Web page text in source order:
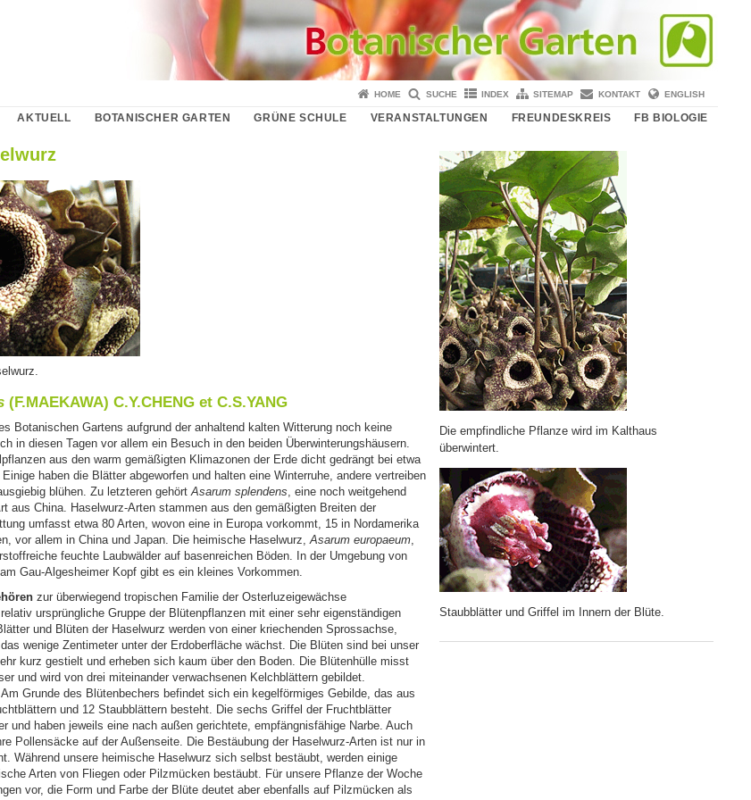
HOME SUCHE INDEX SITEMAP KONTAKT ENGLISH
AKTUELL BOTANISCHER GARTEN GRÜNE SCHULE VERANSTALTUNGEN FREUNDESKREIS FB BIOLOGIE
(F.MAEKAWA) C.Y.CHENG et C.S.YANG
Botanischen Gartens aufgrund der anhaltend kalten Witterung noch keine
in diesen Tagen vor allem ein Besuch in den beiden Überwinterungshäusern.
aus den warm gemäßigten Klimazonen der Erde dicht gedrängt bei etwa
Einige haben die Blätter abgeworfen und halten eine Winterruhe, andere vertreiben
blühen. Zu letzteren gehört Asarum splendens , eine noch weitgehend
aus China. Haselwurz-Arten stammen aus den gemäßigten Breiten der
umfasst etwa 80 Arten, wovon eine in Europa vorkommt, 15 in Nordamerika
vor allem in China und Japan. Die heimische Haselwurz, Asarum europaeum,
feuchte Laubwälder auf basenreichen Böden. In der Umgebung von
Gau-Algesheimer Kopf gibt es ein kleines Vorkommen.
zur überwiegend tropischen Familie der Osterluzeigewächse
ursprüngliche Gruppe der Blütenpflanzen mit einer sehr eigenständigen
und Blüten der Haselwurz werden von einer kriechenden Sprossachse,
wenige Zentimeter unter der Erdoberfläche wächst. Die Blüten sind bei unser
kurz gestielt und erheben sich kaum über den Boden. Die Blütenhülle misst
und wird von drei miteinander verwachsenen Kelchblättern gebildet.
Grunde des Blütenbechers befindet sich ein kegelförmiges Gebilde, das aus
und 12 Staubblättern besteht. Die sechs Griffel der Fruchtblätter
und haben jeweils eine nach außen gerichtete, empfängnisfähige Narbe. Auch
Pollensäcke auf der Außenseite. Die Bestäubung der Haselwurz-Arten ist nur in
Während unsere heimische Haselwurz sich selbst bestäubt, werden einige
Arten von Fliegen oder Pilzmücken bestäubt. Für unsere Pflanze der Woche
vor, die Form und Farbe der Blüte deutet aber ebenfalls auf Pilzmücken als
Die empfindliche Pflanze wird im Kalthaus
überwintert.
Staubblätter und Griffel im Innern der Blüte.